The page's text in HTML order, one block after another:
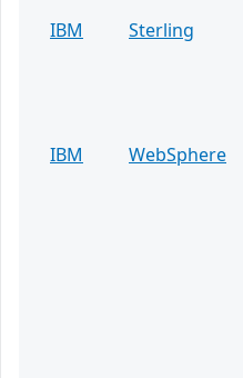
IBM
Sterling
IBM
WebSphere